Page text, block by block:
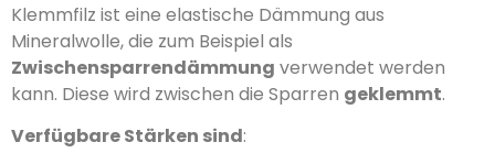
Klemmfilz ist eine elastische Dämmung aus
Mineralwolle, die zum Beispiel als
Zwischensparrendämmung verwendet werden
kann. Diese wird zwischen die Sparren geklemmt.
Verfügbare Stärken sind: